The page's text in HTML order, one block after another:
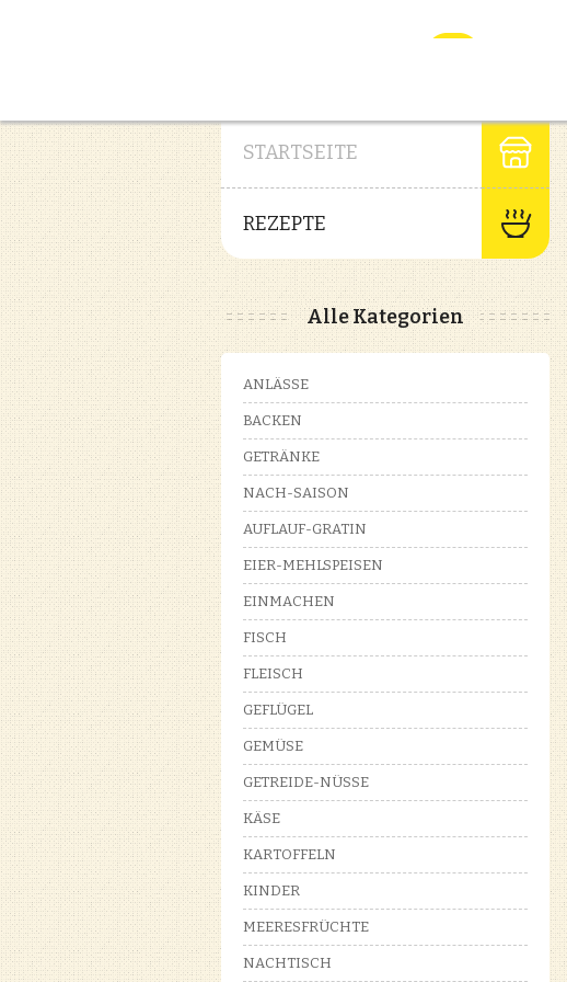
STARTSEITE
REZEPTE
Alle Kategorien
ANLÄSSE
BACKEN
GETRÄNKE
NACH-SAISON
AUFLAUF-GRATIN
EIER-MEHLSPEISEN
EINMACHEN
FISCH
FLEISCH
GEFLÜGEL
GEMÜSE
GETREIDE-NÜSSE
KÄSE
KARTOFFELN
KINDER
MEERESFRÜCHTE
NACHTISCH